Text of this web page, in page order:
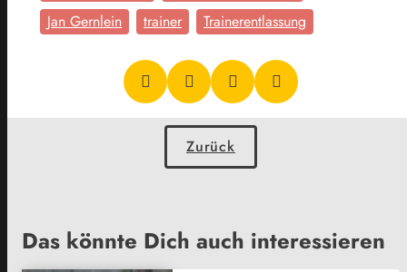
Jan Gernlein
trainer Trainerentlassung
Zurück
Das könnte Dich auch interessieren